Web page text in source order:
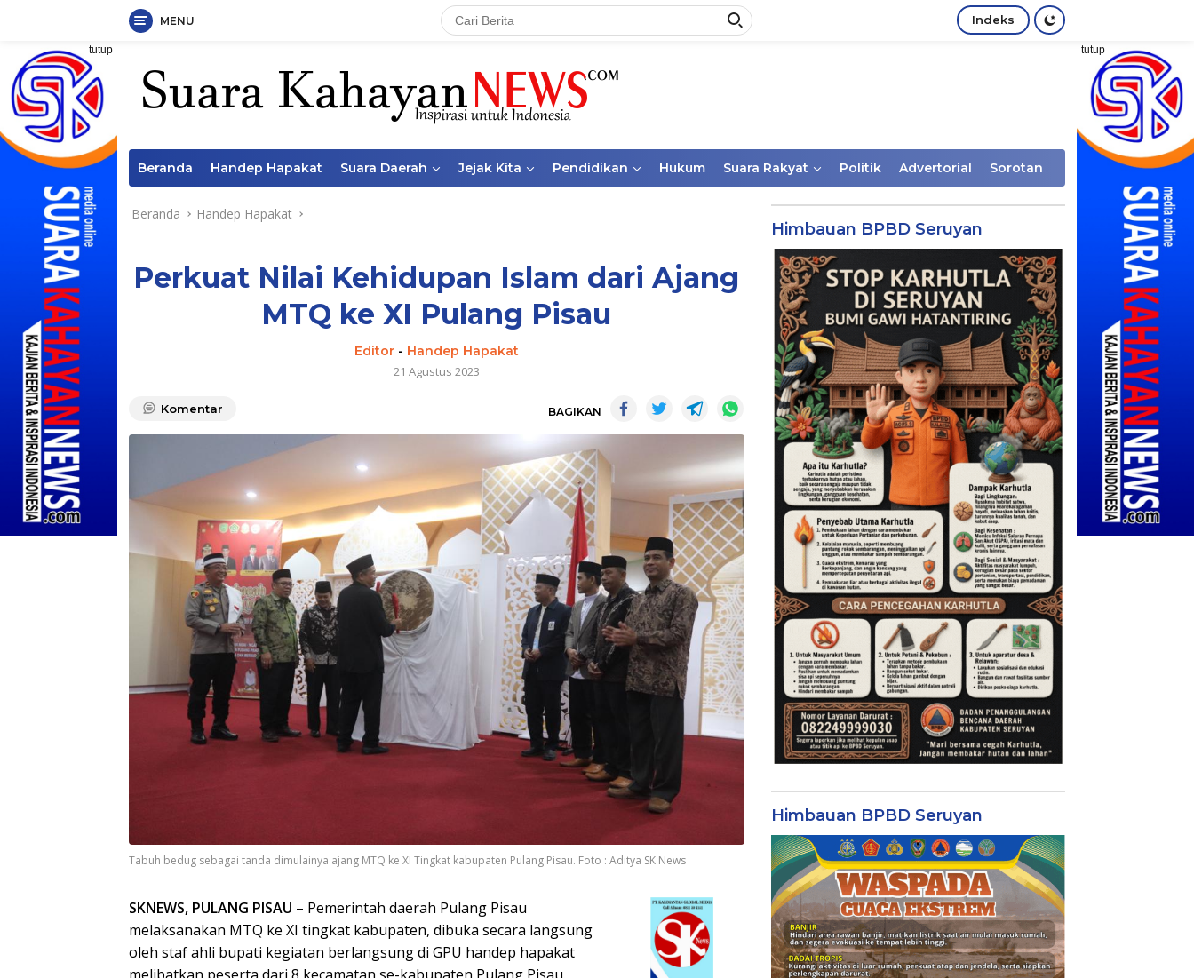
Langsung
konten
MENU Indeks
tutup tutup
Beranda Handep Hapakat Suara Daerah Jejak Kita Pendidikan Hukum Suara Rakyat Politik Advertorial Sorotan
Beranda Handep Hapakat
Perkuat Nilai Kehidupan Islam dari Ajang
MTQ ke XI Pulang Pisau
Editor- Handep Hapakat
21 Agustus 2023
Komentar BAGIKAN
Tabuh bedug sebagai tanda dimulainya ajang MTQ ke XI Tingkat kabupaten Pulang Pisau. Foto : Aditya SK News
SKNEWS, PULANG PISAU – Pemerintah daerah Pulang Pisau
melaksanakan MTQ ke XI tingkat kabupaten, dibuka secara langsung
oleh staf ahli bupati kegiatan berlangsung di GPU handep hapakat
Himbauan BPBD Seruyan
Himbauan BPBD Seruyan